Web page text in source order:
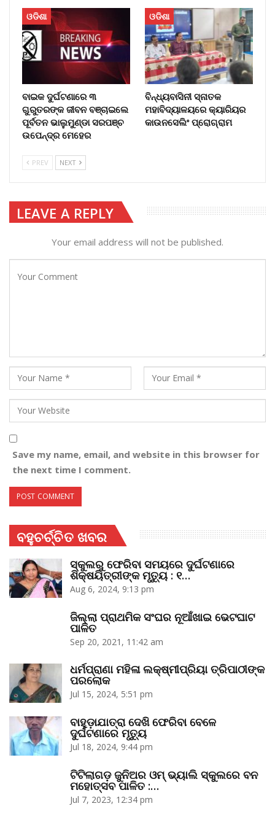
ଓଡିଶା
ବାଇକ ଦୁର୍ଘଟଣାରେ ୩
ଗୁରୁତରଙ୍କ ଜୀବନ ବଞ୍ଚାଇଲେ
ପୂର୍ବତନ ଭାଲୁମୁଣ୍ଡା ସରପଞ୍ଚ
ଉପେନ୍ଦ୍ର ମେହେର
ଓଡିଶା
ବିନ୍ଧ୍ୟବାସିନୀ ସ୍ନାତକ
ମହାବିଦ୍ୟାଳୟରେ କ୍ୟାରିୟର
କାଉନସେଲିଂ ପ୍ରୋଗ୍ରାମ
PREV NEXT
LEAVE A REPLY
Your email address will not be published.
Save my name, email, and website in this browser for
the next time I comment.
ବହୁଚର୍ଚ୍ଚିତ ଖବର
ସ୍କୁଲରୁ ଫେରିବା ସମୟରେ ଦୁର୍ଘଟଣାରେ
ଶିକ୍ଷୟିତ୍ରୀଙ୍କ ମୃତ୍ୟୁ : ୧…
Aug 6, 2024, 9:13 pm
ଜିଲ୍ଲା ପ୍ରାଥମିକ ସଂଘର ନୂଆଁଖାଇ ଭେଟଘାଟ
ପାଳିତ
Sep 20, 2021, 11:42 am
ଧର୍ମପ୍ରାଣା ମହିଳା ଲକ୍ଷ୍ମୀପ୍ରିୟା ତ୍ରିପାଠୀଙ୍କ
ପରଲୋକ
Jul 15, 2024, 5:51 pm
ବାହୁଡ଼ାଯାତ୍ରା ଦେଖି ଫେରିବା ବେଳେ
ଦୁର୍ଘଟଣାରେ ମୃତ୍ୟୁ
Jul 18, 2024, 9:44 pm
ଟିଟିଲାଗଡ଼ ଜୁନିଅର ଓମ୍‌ ଭ୍ୟାଲି ସ୍କୁଲରେ ବନ
ମହୋତ୍ସବ ପାଳିତ :…
Jul 7, 2023, 12:34 pm